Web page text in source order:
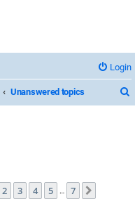
Login
Unanswered topics
1of 7
2 3 4 5 … 7